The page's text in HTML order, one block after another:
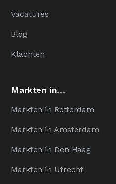
Vacatures
Blog
Klachten
Markten in…
Markten in Rotterdam
Markten in Amsterdam
Markten in Den Haag
Markten in Utrecht